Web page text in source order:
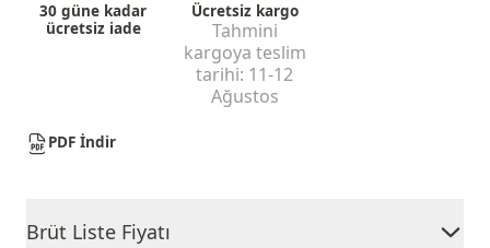
30 güne kadar
ücretsiz iade
Ücretsiz kargo
Tahmini
kargoya teslim
tarihi: 11-12
Ağustos
PDF İndir
Brüt Liste Fiyatı